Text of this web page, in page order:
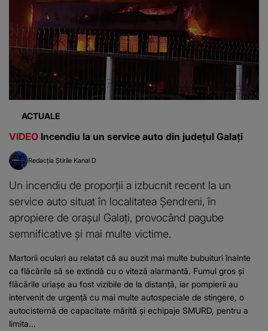
ACTUALE
VIDEO Incendiu la un service auto din județul Galați
Redacția Știrile Kanal D
Un incendiu de proporții a izbucnit recent la un
service auto situat în localitatea Șendreni, în
apropiere de orașul Galați, provocând pagube
semnificative și mai multe victime.
Martorii oculari au relatat că au auzit mai multe bubuituri înainte
ca flăcările să se extindă cu o viteză alarmantă. Fumul gros și
flăcările uriașe au fost vizibile de la distanță, iar pompierii au
intervenit de urgență cu mai multe autospeciale de stingere, o
autocisternă de capacitate mărită și echipaje SMURD, pentru a
limita...